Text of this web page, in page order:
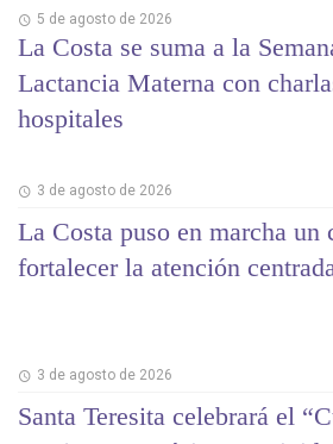
5 de agosto de 2026
La Costa se suma a la
Lactancia Materna con
hospitales
3 de agosto de 2026
La Costa puso en marcha un
fortalecer la atención
3 de agosto de 2026
Santa Teresita celebrará el